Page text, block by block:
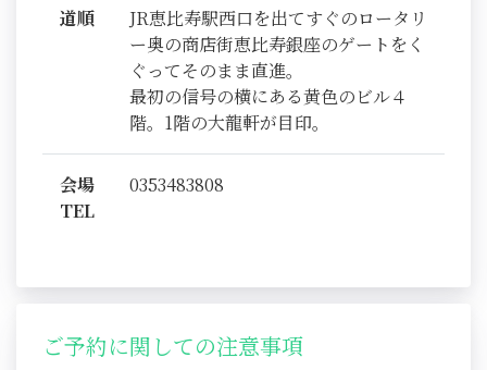
道順
JR恵比寿駅西口を出てすぐのロータリ
ー奥の商店街恵比寿銀座のゲートをく
ぐってそのまま直進。
最初の信号の横にある黄色のビル４
階。1階の大龍軒が目印。
会場
TEL
0353483808
ご予約に関しての注意事項